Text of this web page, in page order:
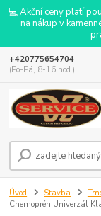
💻 Akční ceny platí
na nákup v
+420775654704
(Po-Pá, 8-16 hod.)
Úvod Stavba
Chemoprén Univerzál